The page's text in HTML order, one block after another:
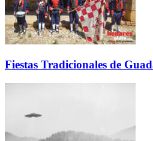
Fiestas Tradicionales de